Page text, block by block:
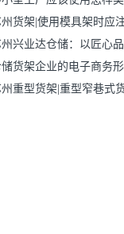
货架|使用模具架时应
兴业达仓储：以匠心
货架企业的电子商务
重型货架|重型窄巷式